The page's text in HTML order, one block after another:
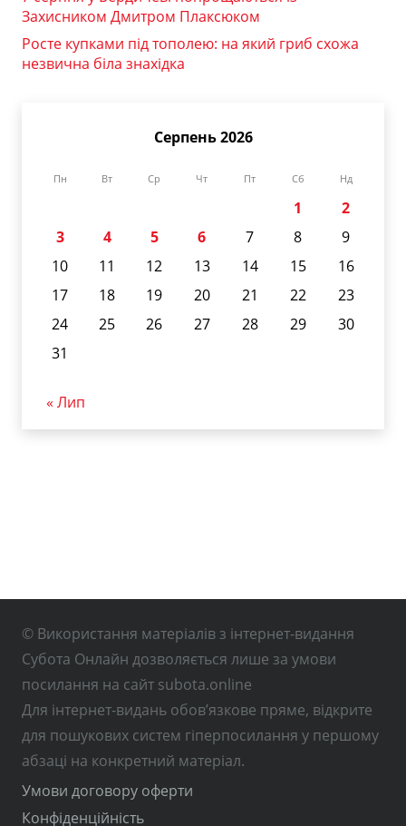
Захисником Дмитром Плаксюком
Росте купками під тополею: на який гриб схожа
незвична біла знахідка
Серпень 2026
Пн Вт Ср Чт Пт Сб Нд
1
2
3
4 5 6 7 8
9
10
11 12 13 14 15
16
17
18 19 20 21 22
23
24
25 26 27 28 29
30
31
« Лип
© Використання матеріалів з інтернет-видання
Субота Онлайн дозволяється лише за умови
посилання на сайт subota.online
Для інтернет-видань обов’язкове пряме, відкрите
для пошукових систем гіперпосилання у першому
абзаці на конкретний матеріал.
Умови договору оферти
Конфіденційність